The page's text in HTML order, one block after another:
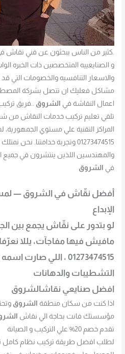
.كثير من الناس يبحثون عن فني نقاش في
و الصنايعييه المتخصصين ذات الخبره
مشاكل فعليك ان تتصل بشركة
اعمال النقاشة في الشروق ..فريق
تلقي تعليم تركيب خدمات النقاش من
المراكز التقنية علي مستوي الجمهورية،
01273474515 وتجربة خدامتنا.
والمهندسين اللذين ينتشرون في جميع
في الشروق
أفضل نقّاش في الشروق —
الإبداع
لو بتدور على نقّاش يجمع بين
مافيش فيها مفاجآت، يللا
01273474515 ، اللي
التشطيبات والدهانات
افضل صنايعي نقاشالشروق
اذا كنت من سكان منطقة الشروق
مؤسستك فانت بحاجة الي نقاش
تقدم خصم 20% علي التركيب و الصيانة
لطلب افضل طريقة تركيب نظام كامل